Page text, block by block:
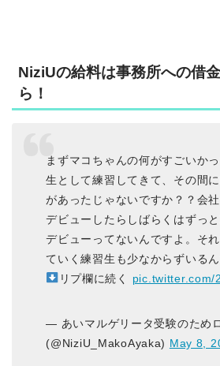
NiziUの給料は事務所への借
ら！
まずマコちゃんの何がすごいか
生として練習してきて、その間
があったじゃないですか？？会
デビューしたらしばらくはずっ
デビューってないんですよ。そ
ていく練習生も少なからずいる
リプ欄に続く pic.twitter.com/
— あいマルゲリータ受験のため
(@NiziU_MakoAyaka) May 8,